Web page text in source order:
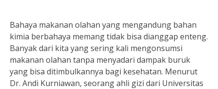
Bahaya makanan olahan yang mengandung bahan
kimia berbahaya memang tidak bisa dianggap enteng.
Banyak dari kita yang sering kali mengonsumsi
makanan olahan tanpa menyadari dampak buruk
yang bisa ditimbulkannya bagi kesehatan. Menurut
Dr. Andi Kurniawan, seorang ahli gizi dari Universitas